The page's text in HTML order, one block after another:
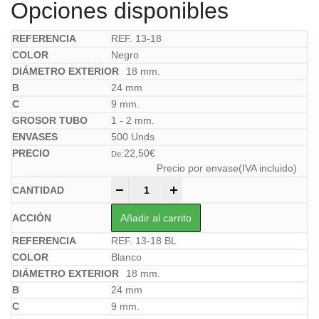
Opciones disponibles
REF. 13-18
Negro
18 mm.
24 mm
9 mm.
1 - 2 mm.
500 Unds
De: 22,50€
Precio por envase(IVA incluido)
Añadir al carrito
REF. 13-18 BL
Blanco
18 mm.
24 mm
9 mm.